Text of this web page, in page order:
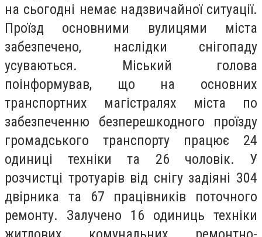
на сьогодні немає надзвичайної ситуації.
Проїзд основними вулицями міста
забезпечено, наслідки снігопаду
усуваються. Міський голова
поінформував, що на основних
транспортних магістралях міста по
забезпеченню безперешкодного проїзду
громадського транспорту працює 24
одиниці техніки та 26 чоловік. У
розчистці тротуарів від снігу задіяні 304
двірника та 67 працівників поточного
ремонту. Залучено 16 одиниць техніки